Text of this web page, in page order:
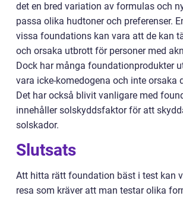
det en bred variation av formulas och
passa olika hudtoner och preferenser.
vissa foundations kan vara att de kan
och orsaka utbrott för personer med
Dock har många foundationprodukter
vara icke-komedogena och inte orsaka
Det har också blivit vanligare med
innehåller solskyddsfaktor för att
solskador.
Slutsats
Att hitta rätt foundation bäst i test kan
resa som kräver att man testar olika